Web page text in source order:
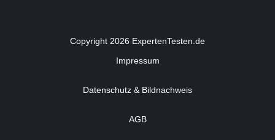
Copyright 2026 ExpertenTesten.de
Impressum
Datenschutz & Bildnachweis
AGB